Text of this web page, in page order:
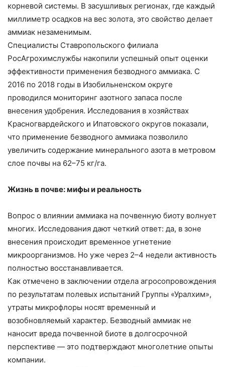
корневой системы. В засушливых регионах, где каждый
миллиметр осадков на вес золота, это свойство делает
аммиак незаменимым.
Специалисты Ставропольского филиала
РосАгрохимслужбы накопили успешный опыт оценки
эффективности применения безводного аммиака. С
2016 по 2018 годы в Изобильненском округе
проводился мониторинг азотного запаса после
внесения удобрения. Исследования в хозяйствах
Красногвардейского и Ипатовского округов показали,
что применение безводного аммиака позволило
увеличить содержание минерального азота в метровом
слое почвы на 62–75 кг/га.
Жизнь в почве: мифы и реальность
Вопрос о влиянии аммиака на почвенную биоту волнует
многих. Исследования дают четкий ответ: да, в зоне
внесения происходит временное угнетение
микроорганизмов. Но уже через 2–4 недели активность
полностью восстанавливается.
Как отмечено в заключении отдела агросопровождения
по результатам полевых испытаний Группы «Уралхим»,
утраты микрофлоры носят временный и
возобновляемый характер. Безводный аммиак не
наносит вреда почвенной биоте в долгосрочной
перспективе — это подтверждают многолетние опыты
компании.